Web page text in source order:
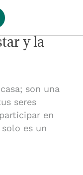
y la
son una
seres
en
es un